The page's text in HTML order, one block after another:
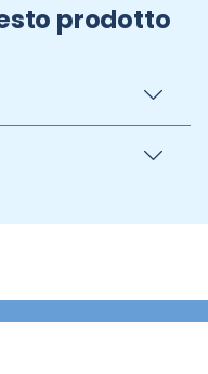
prodotto